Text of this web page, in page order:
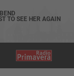
TO SEE HER AGAIN